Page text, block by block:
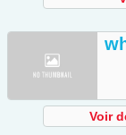
Voir